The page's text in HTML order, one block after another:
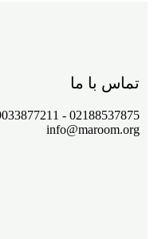
تماس با ما
02188537875 - 09033877211
info@maroom.org